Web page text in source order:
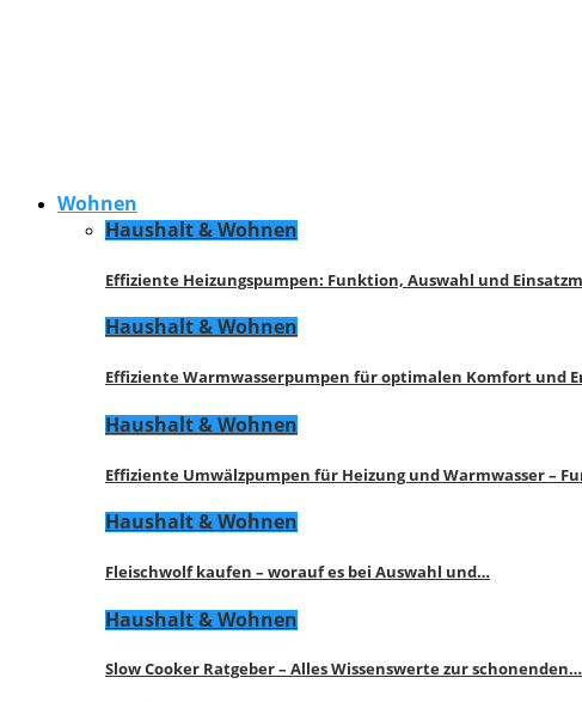
Wohnen
Haushalt & Wohnen
Effiziente Heizungspumpen: Funktion, Auswahl und
Haushalt & Wohnen
Effiziente Warmwasserpumpen für optimalen Komfort und
Haushalt & Wohnen
Effiziente Umwälzpumpen für Heizung und Warmwasser –
Haushalt & Wohnen
Fleischwolf kaufen – worauf es bei Auswahl und…
Haushalt & Wohnen
Slow Cooker Ratgeber – Alles Wissenswerte zur schonenden…